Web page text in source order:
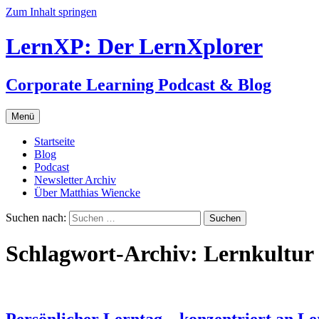
Zum Inhalt springen
LernXP: Der LernXplorer
Corporate Learning Podcast & Blog
Menü
Startseite
Blog
Podcast
Newsletter Archiv
Über Matthias Wiencke
Suchen nach:
Schlagwort-Archiv: Lernkultur